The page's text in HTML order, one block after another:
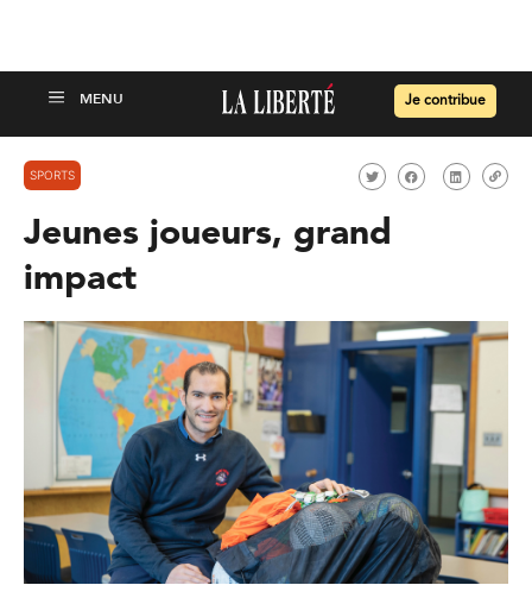
Je contribue
SPORTS
Jeunes joueurs, grand
impact